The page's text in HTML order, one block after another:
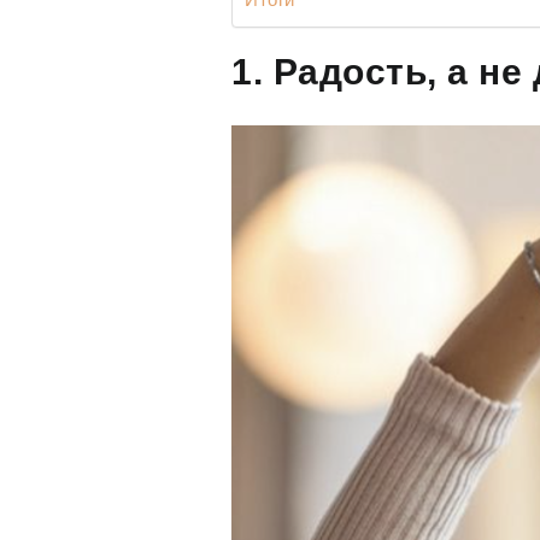
1. Радость, а не